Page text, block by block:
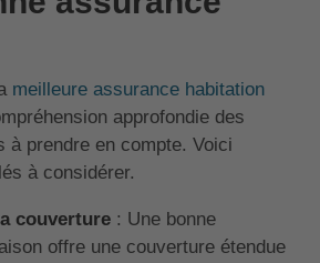
meilleure assurance habitation
approfondie des
à prendre en compte. Voici
à considérer.
couverture: Une bonne
offre une couverture étendue